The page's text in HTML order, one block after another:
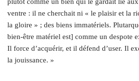
plutôt comme un bien qui le gardait lié aux
ventre : il ne cherchait ni « le plaisir et la
la gloire » ; des biens immatériels.
bien-être matériel est] comme un despote
Il force d’acquérir, et il défend d’user. Il
la jouissance. »